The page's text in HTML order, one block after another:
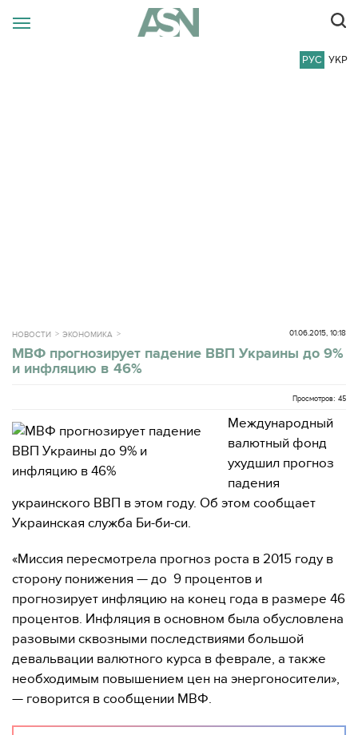
РУС УКР
НОВОСТИ ЭКОНОМИКА 01.06.2015, 10:18
МВФ прогнозирует падение ВВП Украины до 9%
и инфляцию в 46%
Просмотров: 45
Международный
валютный фонд
ухудшил прогноз
падения
украинского ВВП в этом году. Об этом сообщает
Украинская служба Би-би-си.
«Миссия пересмотрела прогноз роста в 2015 году в
сторону понижения — до 9 процентов и
прогнозирует инфляцию на конец года в размере 46
процентов. Инфляция в основном была обусловлена
​​разовыми сквозными последствиями большой
девальвации валютного курса в феврале, а также
необходимым повышением цен на энергоносители»,
— говорится в сообщении МВФ.